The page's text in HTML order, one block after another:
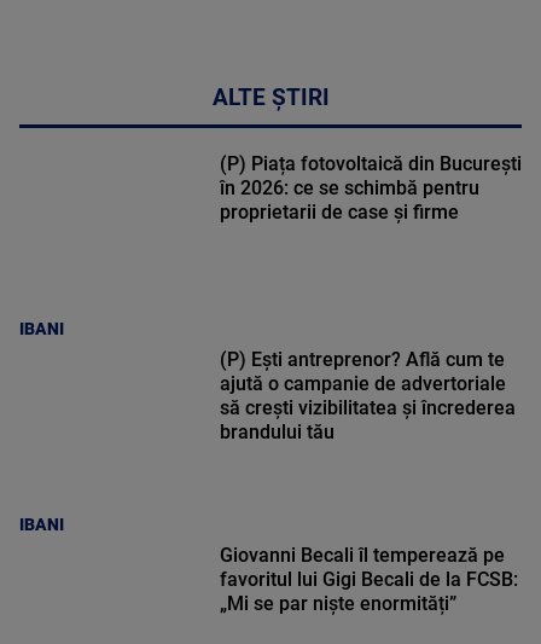
ALTE ȘTIRI
IBANI
(P) Piața fotovoltaică din București
în 2026: ce se schimbă pentru
proprietarii de case și firme
IBANI
(P) Ești antreprenor? Află cum te
ajută o campanie de advertoriale
să crești vizibilitatea și încrederea
brandului tău
Giovanni Becali îl temperează pe
favoritul lui Gigi Becali de la FCSB:
„Mi se par niște enormități”